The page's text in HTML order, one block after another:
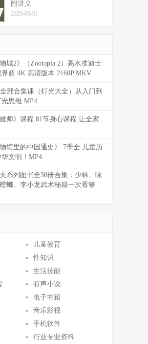
附讲义
2020-03-01
城2》（Zootopia 2）高水准迪士
超 4K 高清版本 2160P MKV
部合集课（灯光大全）从入门到
思维 MP4
师》课程 81节身心课程 让全家
馆里的中国通史》 7季全 儿童历
文明！MP4
系列图书全30册合集：少林、咏
螂、李小龙武术秘籍一次看够
儿童教育
性知识
生活技能
有声小说
电子书籍
音乐影视
手机软件
行业专业资料